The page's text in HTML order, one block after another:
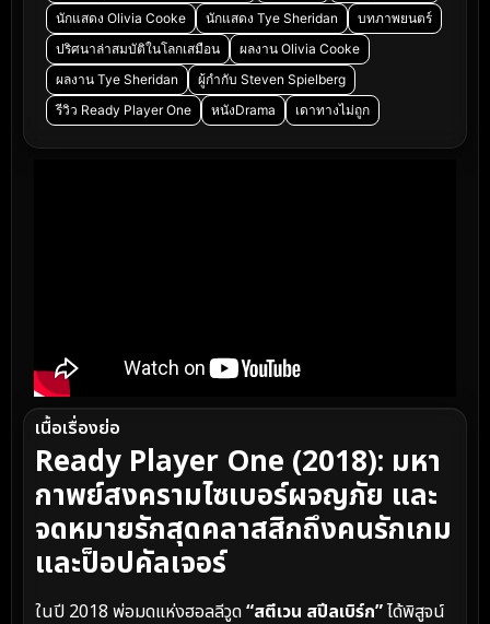
นักแสดง Olivia Cooke
นักแสดง Tye Sheridan
บทภาพยนตร์
ปริศนาล่าสมบัติในโลกเสมือน
ผลงาน Olivia Cooke
ผลงาน Tye Sheridan
ผู้กำกับ Steven Spielberg
รีวิว Ready Player One
หนังDrama เดาทางไม่ถูก
เนื้อเรื่องย่อ
Ready Player One (2018): มหา
กาพย์สงครามไซเบอร์ผจญภัย และ
จดหมายรักสุดคลาสสิกถึงคนรักเกม
และป็อปคัลเจอร์
ในปี 2018 พ่อมดแห่งฮอลลีวูด“สตีเวน สปีลเบิร์ก”ได้พิสูจน์